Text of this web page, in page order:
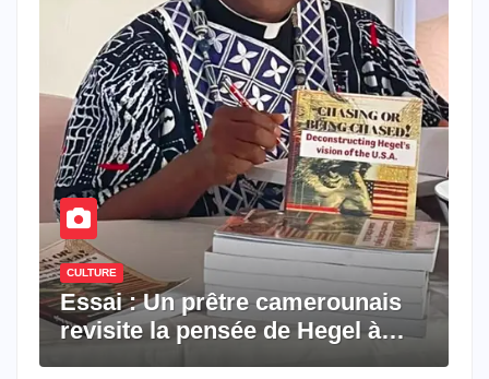
CULTURE
Essai : Un prêtre camerounais
revisite la pensée de Hegel à